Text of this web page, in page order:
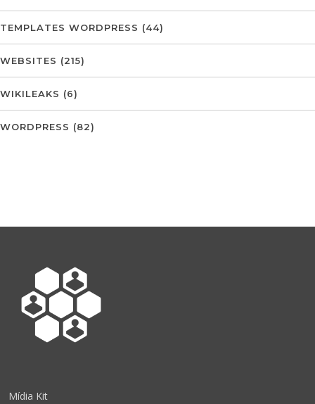
TEMPLATES WORDPRESS (44)
WEBSITES (215)
WIKILEAKS (6)
WORDPRESS (82)
Mídia Kit